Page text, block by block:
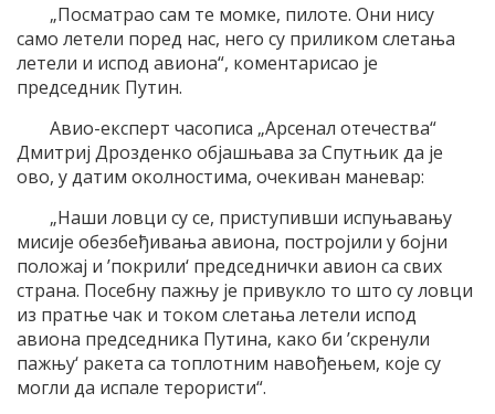
„Посматрао сам те момке, пилоте. Они нису
само летели поред нас, него су приликом слетања
летели и испод авиона“, коментарисао је
председник Путин.
Авио-експерт часописа „Арсенал отечества“
Дмитриј Дрозденко објашњава за Спутњик да је
ово, у датим околностима, очекиван маневар:
„Наши ловци су се, приступивши испуњавању
мисије обезбеђивања авиона, постројили у бојни
положај и ’покрили‘ председнички авион са свих
страна. Посебну пажњу је привукло то што су ловци
из пратње чак и током слетања летели испод
авиона председника Путина, како би ’скренули
пажњу‘ ракета са топлотним навођењем, које су
могли да испале терористи“.